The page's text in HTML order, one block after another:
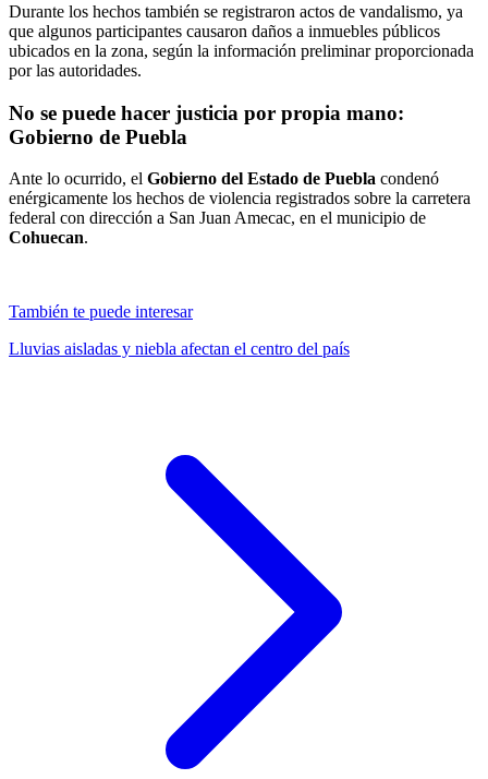
Durante los hechos también se registraron actos de vandalismo, ya
que algunos participantes causaron daños a inmuebles públicos
ubicados en la zona, según la información preliminar proporcionada
por las autoridades.
No se puede hacer justicia por propia mano:
Gobierno de Puebla
Ante lo ocurrido, el Gobierno del Estado de Puebla condenó
enérgicamente los hechos de violencia registrados sobre la carretera
federal con dirección a San Juan Amecac, en el municipio de
Cohuecan.
También te puede interesar
Lluvias aisladas y niebla afectan el centro del país